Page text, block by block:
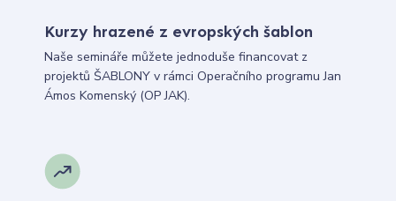
Kurzy hrazené z evropských šablon
Naše semináře můžete jednoduše financovat z
projektů ŠABLONY v rámci Operačního programu Jan
Ámos Komenský (OP JAK).